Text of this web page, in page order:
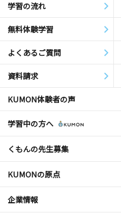
学習の流れ
無料体験学習
よくあるご質問
資料請求
KUMON体験者の声
学習中の方へ
くもんの先生募集
KUMONの原点
企業情報